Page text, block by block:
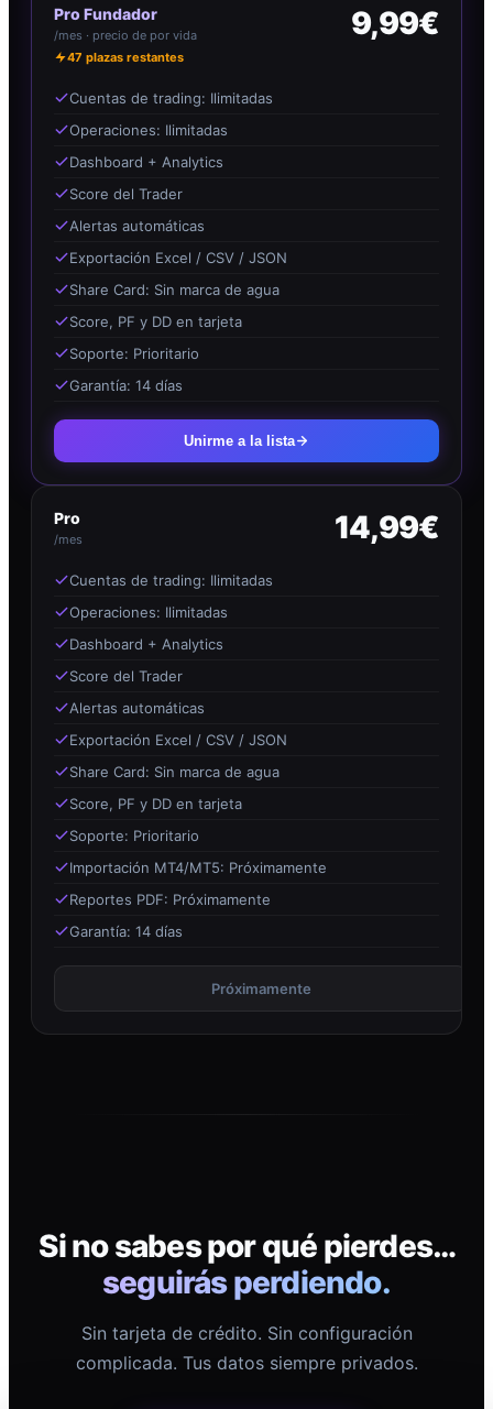
Pro Fundador
/mes · precio de por vida
47 plazas restantes
9,99€
Cuentas de trading: Ilimitadas
Operaciones: Ilimitadas
Dashboard + Analytics
Score del Trader
Alertas automáticas
Exportación Excel / CSV / JSON
Share Card: Sin marca de agua
Score, PF y DD en tarjeta
Soporte: Prioritario
Garantía: 14 días
Unirme a la lista
Pro
/mes 14,99€
Cuentas de trading: Ilimitadas
Operaciones: Ilimitadas
Dashboard + Analytics
Score del Trader
Alertas automáticas
Exportación Excel / CSV / JSON
Share Card: Sin marca de agua
Score, PF y DD en tarjeta
Soporte: Prioritario
Importación MT4/MT5: Próximamente
Reportes PDF: Próximamente
Garantía: 14 días
Próximamente
Si no sabes por qué pierdes…
seguirás perdiendo.
Sin tarjeta de crédito. Sin configuración
complicada. Tus datos siempre privados.